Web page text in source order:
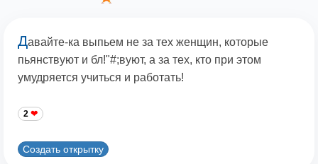
Давайте-ка выпьем не за тех женщин, которые
пьянствуют и бл!"#;вуют, а за тех, кто при этом
умудряется учиться и работать!
2
Создать открытку